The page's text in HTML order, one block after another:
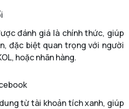
đánh giá là chính thức, giúp
đặc biệt quan trọng với người
hoặc nhãn hàng.
từ tài khoản tích xanh, giúp